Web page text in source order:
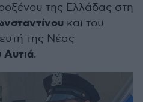
της Ελλάδας στη
και του
της Νέας
Αυτιά.